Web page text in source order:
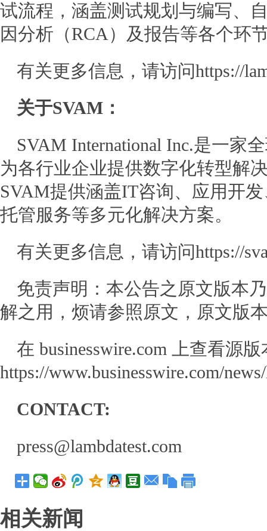
试流程，涵盖测试规划与编写、
因分析（RCA）及报告等各个环
有关更多信息，请访问https://
关于SVAM：
SVAM International Inc.是一家
为各行业企业提供数字化转型解
SVAM提供涵盖IT咨询、应用开
托管服务等多元化解决方案。
有关更多信息，请访问https://
免责声明：本公告之原文版本
解之用，烦请参照原文，原文版
在 businesswire.com 上查看源
https://www.businesswire.com/
CONTACT:
press@lambdatest.com
相关新闻